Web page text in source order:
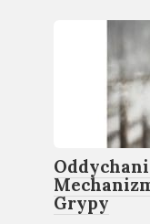
Grypy